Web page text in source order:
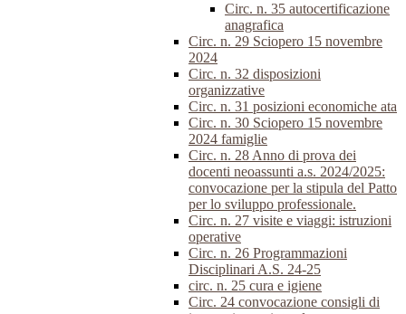
Circ. n. 35 autocertificazione
anagrafica
Circ. n. 29 Sciopero 15 novembre
2024
Circ. n. 32 disposizioni
organizzative
Circ. n. 31 posizioni economiche ata
Circ. n. 30 Sciopero 15 novembre
2024 famiglie
Circ. n. 28 Anno di prova dei
docenti neoassunti a.s. 2024/2025:
convocazione per la stipula del Patto
per lo sviluppo professionale.
Circ. n. 27 visite e viaggi: istruzioni
operative
Circ. n. 26 Programmazioni
Disciplinari A.S. 24-25
circ. n. 25 cura e igiene
Circ. 24 convocazione consigli di